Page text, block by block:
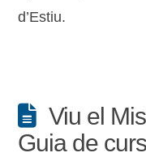
d’Estiu.
Viu el
Guia de